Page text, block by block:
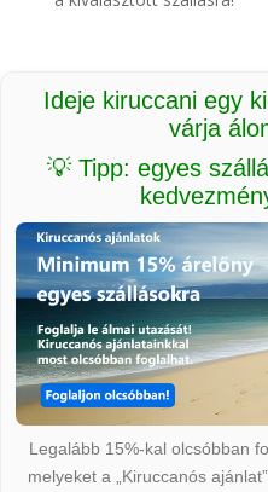
Ideje kiruccani egy
várja
💡 Tipp: egyes
Legalább 15%-kal olcsóbban
melyeket a „Kiruccanós